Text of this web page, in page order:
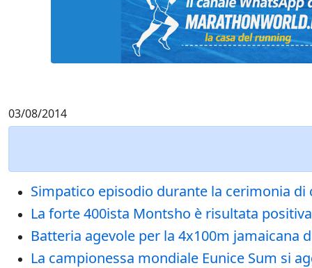
03/08/2014
Simpatico episodio durante la cerimonia
La forte 400ista Montsho è risultata
Batteria agevole per la 4x100m jamaicana
La campionessa mondiale Eunice Sum si